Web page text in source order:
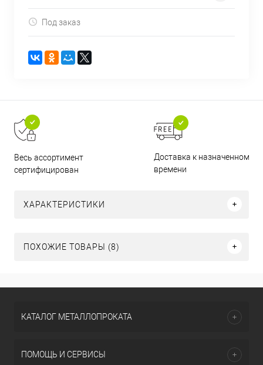
Под заказ
Весь ассортимент
сертифицирован
Доставка к назначенному
времени
ХАРАКТЕРИСТИКИ
ПОХОЖИЕ ТОВАРЫ (8)
КАТАЛОГ МЕТАЛЛОПРОКАТА
ПОМОЩЬ И СЕРВИСЫ